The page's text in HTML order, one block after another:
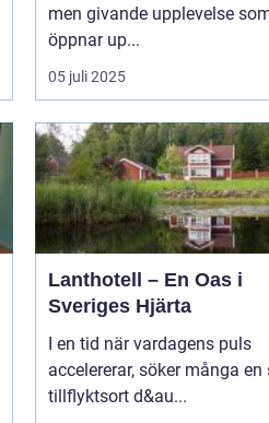
men givande upplevelse
öppnar up...
05 juli 2025
Lanthotell – En Oas i
Sveriges Hjärta
I en tid när vardagens puls
accelererar, söker många en
tillflyktsort d&au...